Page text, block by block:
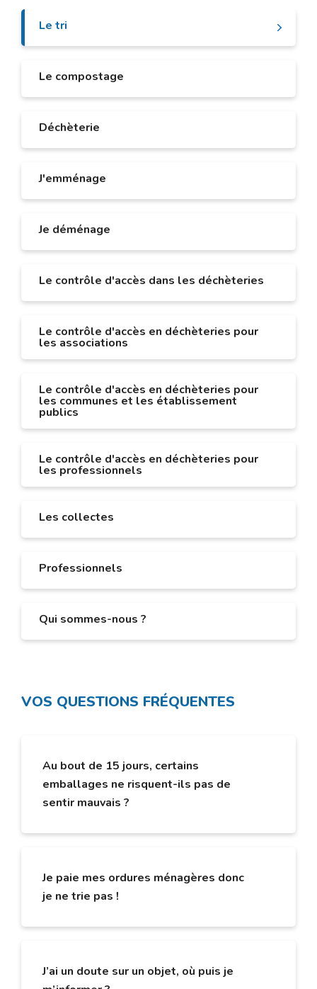
Le tri
Le compostage
Déchèterie
J'emménage
Je déménage
Le contrôle d'accès dans les déchèteries
Le contrôle d'accès en déchèteries pour
les associations
Le contrôle d'accès en déchèteries pour
les communes et les établissement
publics
Le contrôle d'accès en déchèteries pour
les professionnels
Les collectes
Professionnels
Qui sommes-nous ?
VOS QUESTIONS FRÉQUENTES
Au bout de 15 jours, certains
emballages ne risquent-ils pas de
sentir mauvais ?
nouvelles consignes n’ont pas relevé de
problèmes particuliers dans ce domaine.
Je paie mes ordures ménagères donc
je ne trie pas !
coût de la facture et non le fait de remplir sa
J’ai un doute sur un objet, où puis je